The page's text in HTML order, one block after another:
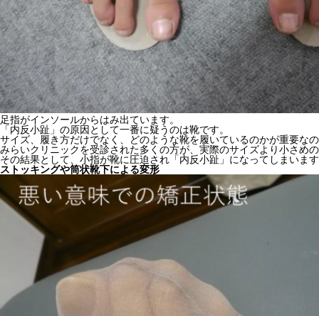
足指がインソールからはみ出ています。
「内反小趾」の原因として一番に疑うのは靴です。
サイズ、履き方だけでなく、どのような靴を履いているのかが重要な
みらいクリニックを受診された多くの方が、実際のサイズより小さめ
その結果として、小指が靴に圧迫され「内反小趾」になってしまいま
ストッキングや筒状靴下による変形